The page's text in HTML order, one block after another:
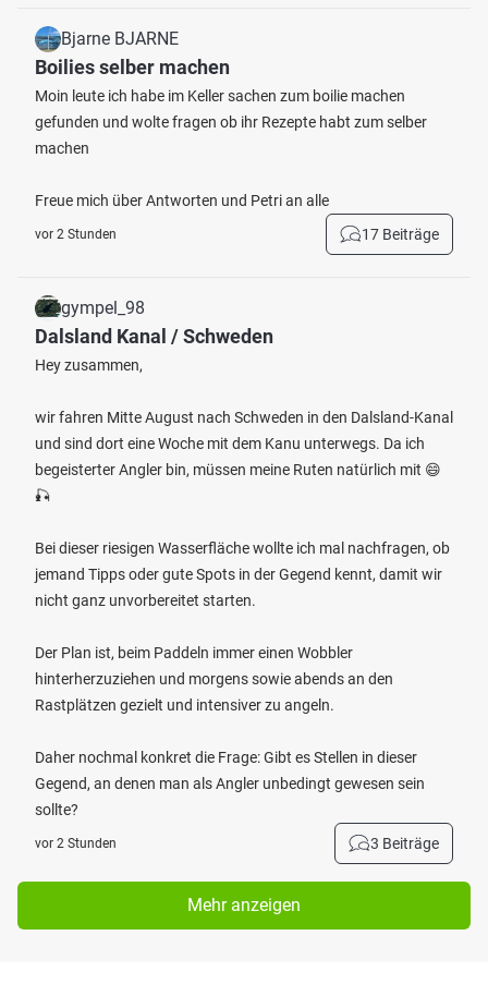
Bjarne BJARNE
Boilies selber machen
Moin leute ich habe im Keller sachen zum boilie machen
gefunden und wolte fragen ob ihr Rezepte habt zum selber
machen
Freue mich über Antworten und Petri an alle
vor 2 Stunden 17 Beiträge
gympel_98
Dalsland Kanal / Schweden
Hey zusammen,
wir fahren Mitte August nach Schweden in den Dalsland-Kanal
und sind dort eine Woche mit dem Kanu unterwegs. Da ich
begeisterter Angler bin, müssen meine Ruten natürlich mit 😄
🎣
Bei dieser riesigen Wasserfläche wollte ich mal nachfragen, ob
jemand Tipps oder gute Spots in der Gegend kennt, damit wir
nicht ganz unvorbereitet starten.
Der Plan ist, beim Paddeln immer einen Wobbler
hinterherzuziehen und morgens sowie abends an den
Rastplätzen gezielt und intensiver zu angeln.
Daher nochmal konkret die Frage: Gibt es Stellen in dieser
Gegend, an denen man als Angler unbedingt gewesen sein
sollte?
vor 2 Stunden 3 Beiträge
Mehr anzeigen